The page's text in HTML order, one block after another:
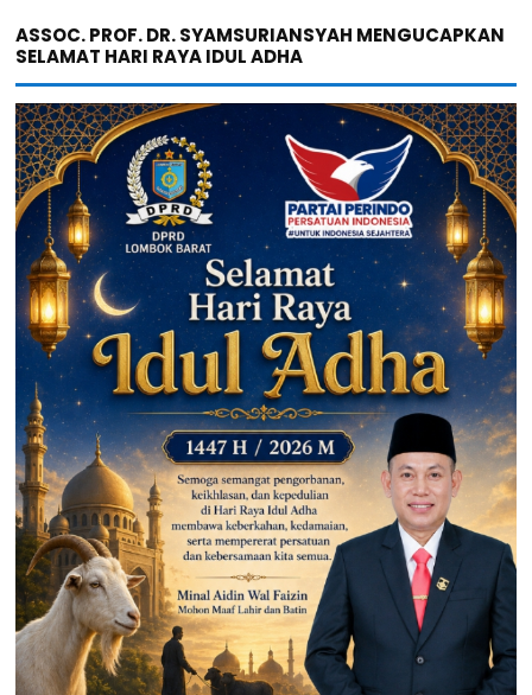
ASSOC. PROF. DR. SYAMSURIANSYAH MENGUCAPKAN
SELAMAT HARI RAYA IDUL ADHA